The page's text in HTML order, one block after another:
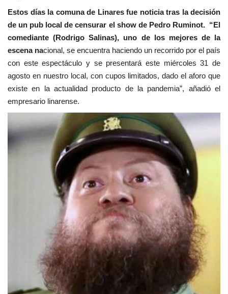
Estos días la comuna de Linares fue noticia tras la decisión
de un pub local de censurar el show de Pedro Ruminot. “El
comediante (Rodrigo Salinas), uno de los mejores de la
escena nacional, se encuentra haciendo un recorrido por el país
con este espectáculo y se presentará este miércoles 31 de
agosto en nuestro local, con cupos limitados, dado el aforo que
existe en la actualidad producto de la pandemia”, añadió el
empresario linarense.